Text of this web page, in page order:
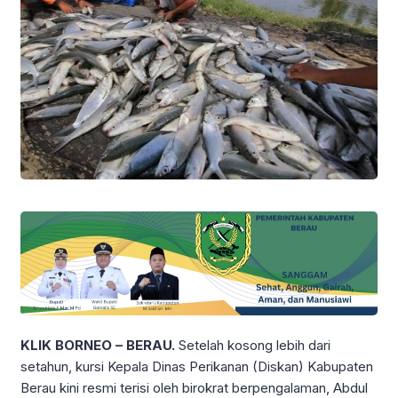
KLIK BORNEO – BERAU. Setelah kosong lebih dari
setahun, kursi Kepala Dinas Perikanan (Diskan) Kabupaten
Berau kini resmi terisi oleh birokrat berpengalaman, Abdul